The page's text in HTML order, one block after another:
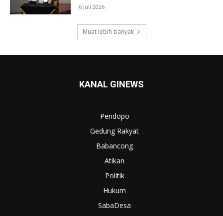
6 Juli 2026
Muat lebih banyak
KANAL GINEWS
Pendopo
Gedung Rakyat
Babancong
Atikan
Politik
Hukum
SabaDesa